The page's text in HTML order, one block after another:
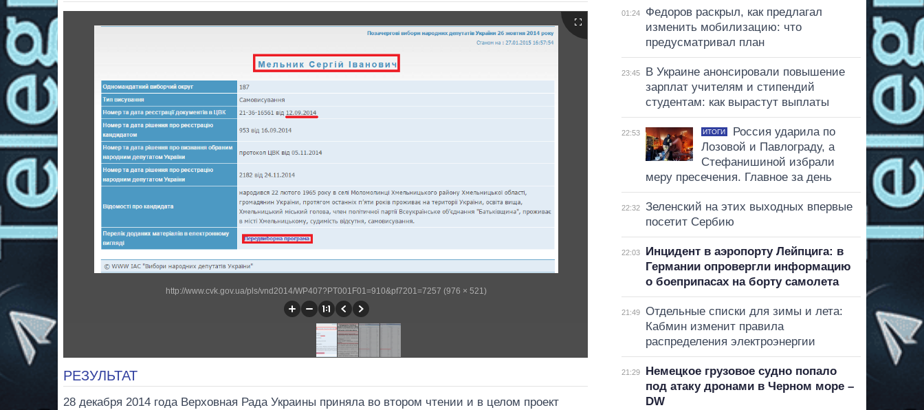
http://www.cvk.gov.ua/pls/vnd2014/WP407?PT001F01=910&pf7201=7257 (976 × 521)
РЕЗУЛЬТАТ
28 декабря 2014 года Верховная Рада Украины приняла во втором чтении и в целом проект
01:24
Федоров раскрыл, как предлагал
изменить мобилизацию: что
предусматривал план
23:45
В Украине анонсировали повышение
зарплат учителям и стипендий
студентам: как вырастут выплаты
22:53 ИТОГИ
Россия ударила по
Лозовой и Павлограду, а
Стефанишиной избрали
меру пресечения. Главное за день
22:32
Зеленский на этих выходных впервые
посетит Сербию
22:03
Инцидент в аэропорту Лейпцига: в
Германии опровергли информацию
о боеприпасах на борту самолета
21:49
Отдельные списки для зимы и лета:
Кабмин изменит правила
распределения электроэнергии
21:29
Немецкое грузовое судно попало
под атаку дронами в Черном море –
DW